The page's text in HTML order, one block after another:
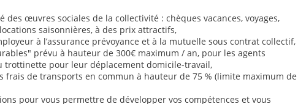
des œuvres sociales de la collectivité : chèques vacances, voyages,
saisonnières, à des prix attractifs,
à l’assurance prévoyance et à la mutuelle sous contrat collectif,
prévu à hauteur de 300€ maximum / an, pour les agents
trottinette pour leur déplacement domicile-travail,
frais de transports en commun à hauteur de 75 % (limite maximum de
pour vous permettre de développer vos compétences et vous